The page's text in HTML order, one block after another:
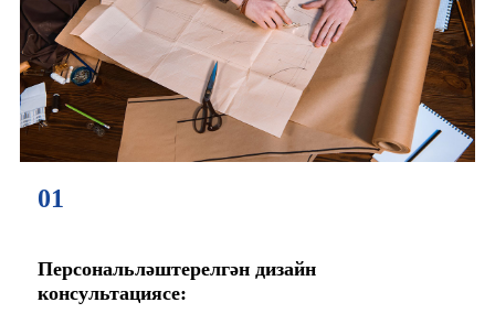
01
Персональләштерелгән дизайн
консультациясе: